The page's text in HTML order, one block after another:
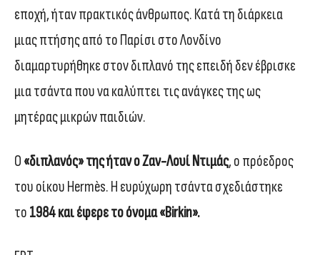
εποχή, ήταν πρακτικός άνθρωπος. Κατά τη διάρκεια
μιας πτήσης από το Παρίσι στο Λονδίνο
διαμαρτυρήθηκε στον διπλανό της επειδή δεν έβρισκε
μια τσάντα που να καλύπτει τις ανάγκες της ως
μητέρας μικρών παιδιών.
Ο «διπλανός» της ήταν ο Ζαν-Λουί Ντιμάς, ο πρόεδρος
του οίκου Hermès. Η ευρύχωρη τσάντα σχεδιάστηκε
το 1984 και έφερε το όνομα «Birkin».